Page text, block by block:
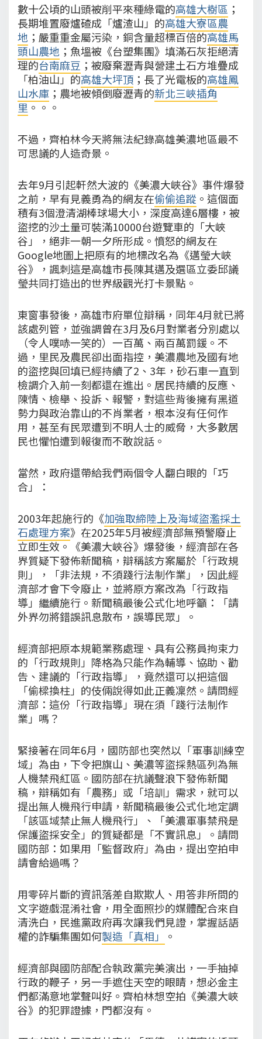
數十公頃的山頭被削平來種綠電的高雄大樹區 ；
長期堆置廢爐碴成「爐渣山」的高雄大寮區農
地 ；嚴重重金屬污染，銅含量超標百倍的高雄馬
頭山農地 ；魚塭被《台塑集團》填滿石灰拒絕清
理的台南麻豆 ；被廢棄瀝青與營建土石方堆疊成
「柏油山」的高雄大坪頂 ；長了光電板的高雄鳳
山水庫 ；農地被傾倒廢瀝青的新北三峽插角
里。。。
不過，齊柏林今天將無法紀錄高雄美濃地區最不
可思議的人造奇景。
去年9月引起軒然大波的《美濃大峽谷》事件爆發
之前，早有見義勇為的網友在偷偷追蹤 。這個面
積有3個澄清湖棒球場大小，深度高達6層樓，被
盜挖的沙土量可裝滿10000台遊覽車的「大峽
谷」，絕非一朝一夕所形成。憤怒的網友在
Google地圖上把原有的地標改名為《邁瑩大峽
谷》，諷刺這是高雄市長陳其邁及選區立委邱議
瑩共同打造出的世界級觀光打卡景點。
東窗事發後，高雄市府單位辯稱，同年4月就已將
該處列管，並強調曾在3月及6月對業者分別處以
（令人噗哧一笑的）一百萬、兩百萬罰鍰。不
過，里民及農民卻出面指控，美濃農地及國有地
的盜挖與回填已經持續了2、3年，砂石車一直到
檢調介入前一刻都還在進出。居民持續的反應、
陳情、檢舉、投訴、報警，對這些背後擁有黑道
勢力與政治靠山的不肖業者，根本沒有任何作
用，甚至有民眾遭到不明人士的威脅，大多數居
民也懼怕遭到報復而不敢說話。
當然，政府還帶給我們兩個令人翻白眼的「巧
合」：
2003年起施行的《加強取締陸上及海域盜濫採土
石處理方案》在2025年5月被經濟部無預警廢止
立即生效。《美濃大峽谷》爆發後，經濟部在各
界質疑下發佈新聞稿，辯稱該方案屬於「行政規
則」，「非法規，不須踐行法制作業」，因此經
濟部才會下令廢止，並將原方案改為「行政指
導」繼續施行。新聞稿最後公式化地呼籲：「請
外界勿將錯誤訊息散布，誤導民眾」。
經濟部把原本規範業務處理、具有公務員拘束力
的「行政規則」降格為只能作為輔導、協助、勸
告、建議的「行政指導」，竟然還可以把這個
「偷樑換柱」的伎倆說得如此正義凜然。請問經
濟部：這份「行政指導」現在須「踐行法制作
業」嗎？
緊接著在同年6月，國防部也突然以「軍事訓練空
域」為由，下令把旗山、美濃等盜採熱區列為無
人機禁飛紅區。國防部在抗議聲浪下發佈新聞
稿，辯稱如有「農務」或「培訓」需求，就可以
提出無人機飛行申請，新聞稿最後公式化地定調
「該區域禁止無人機飛行」、「美濃軍事禁飛是
保護盜採安全」的質疑都是「不實訊息」。請問
國防部：如果用「監督政府」為由，提出空拍申
請會給過嗎？
用零碎片斷的資訊落差自欺欺人、用答非所問的
文字遊戲混淆社會，用全面照抄的媒體配合來自
清洗白，民進黨政府再次讓我們見證，掌握話語
權的詐騙集團如何製造「真相」 。
經濟部與國防部配合執政黨完美演出，一手抽掉
行政的鞭子，另一手遮住天空的眼睛，想必金主
們都滿意地掌聲叫好。齊柏林想空拍《美濃大峽
谷》的犯罪證據，門都沒有。